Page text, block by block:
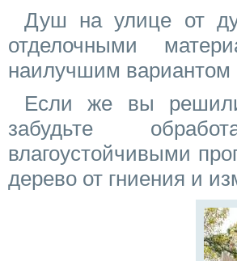
Душ на улице от
отделочными
наилучшим вариантом
Если же вы
забудьте
влагоустойчивыми
дерево от гниения и